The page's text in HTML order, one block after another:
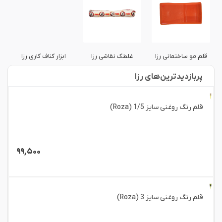
قلم مو ساختمانی رزا غلطک نقاشی رزا ابزار کناف کاری رزا
پربازدید‌ترین‌های رزا
قلم رنگ روغنی سایز 1/5 (Roza)
۹۹,۵۰۰
قلم رنگ روغنی سایز 3 (Roza)